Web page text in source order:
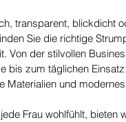
transparent, blickdicht
Sie die richtige
Von der stilvollen
bis zum täglichen
Materialien und
Frau wohlfühlt, bieten